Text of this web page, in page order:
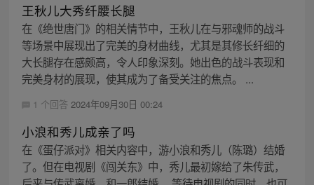
王秋儿大秀纤腰长腿
在《绝世唐门》的相关情节中，王秋儿在与邪魂师的战斗
等场景中展现出了完美的身材曲线，尤其是其修长纤细的
大长腿存在感颇高，令人印象深刻。她出色的战斗表现和
完美身材的展现，使其成为了备受关注的焦点。 ...
1 个回答 2024年09月30日 00:24
小浪和秀儿成亲了吗
在《蛋仔派对》相关内容中，游小浪和秀儿（陈璐）结婚
了。但在电视剧《闯关东》中，秀儿最初嫁给了朱传武，